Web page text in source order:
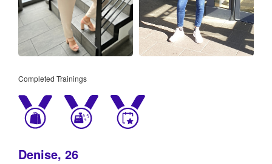
Completed Trainings
Denise, 26